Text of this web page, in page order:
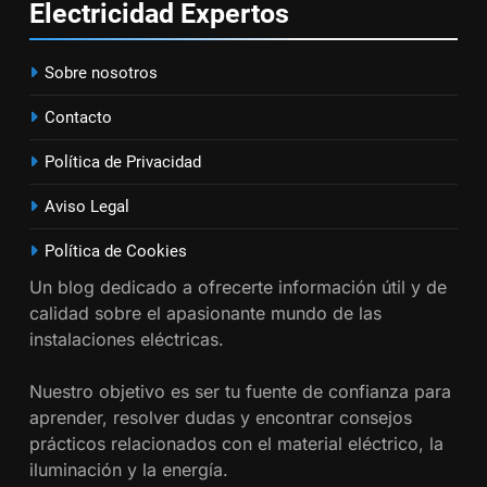
INSTALACIONES ELÉCTRICAS
18
instalación eléctrica en casa.
INSTALACIONES ELÉCTRICAS
1
Electricidad Expertos
Sobre nosotros
Contacto
Política de Privacidad
Aviso Legal
Política de Cookies
Un blog dedicado a ofrecerte información útil y de
calidad sobre el apasionante mundo de las
instalaciones eléctricas.
Nuestro objetivo es ser tu fuente de confianza para
aprender, resolver dudas y encontrar consejos
prácticos relacionados con el material eléctrico, la
iluminación y la energía.